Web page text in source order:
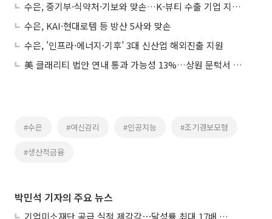
수은, 중기부·식약처·기보와 맞손…K-뷰티 수출 기업 지원 강화
수은, KAI·현대로템 등 방산 5사와 맞손
수은, '인프라·에너지·기후’ 3대 신산업 해외진출 지원
美 클래리티 법안 연내 통과 가능성 13%…상원 문턱서 제동
#수은 #여신감리 #인공지능 #조기경보모형
#생산적금융
박민석 기자의 주요 뉴스
기업미소재단 공급 실적 제각각⋯달성률 최대 17배 차이